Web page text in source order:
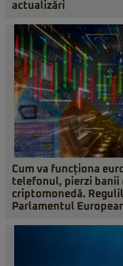
actualizări
Cum va funcționa
telefonul, pierzi banii
criptomonedă.
Parlamentul